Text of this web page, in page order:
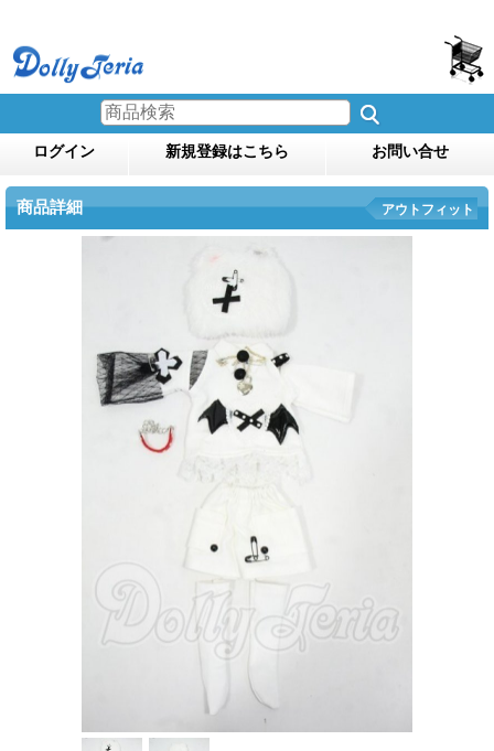
ログイン 新規登録はこちら お問い合せ
商品詳細 アウトフィット